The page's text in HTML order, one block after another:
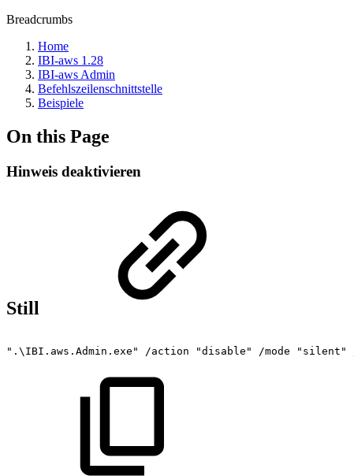
Breadcrumbs
Home
IBI-aws 1.28
IBI-aws Admin
Befehlszeilenschnittstelle
Beispiele
On this Page
Hinweis deaktivieren
Still
".\IBI.aws.Admin.exe" /action "disable" /mode "silent"